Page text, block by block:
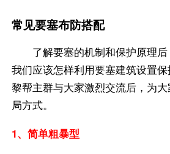
常见要塞布防搭配
了解要塞的机制和保护原理后
我们应该怎样利用要塞建筑设置
黎帮主群与大家激烈交流后，为
局方式。
1、简单粗暴型